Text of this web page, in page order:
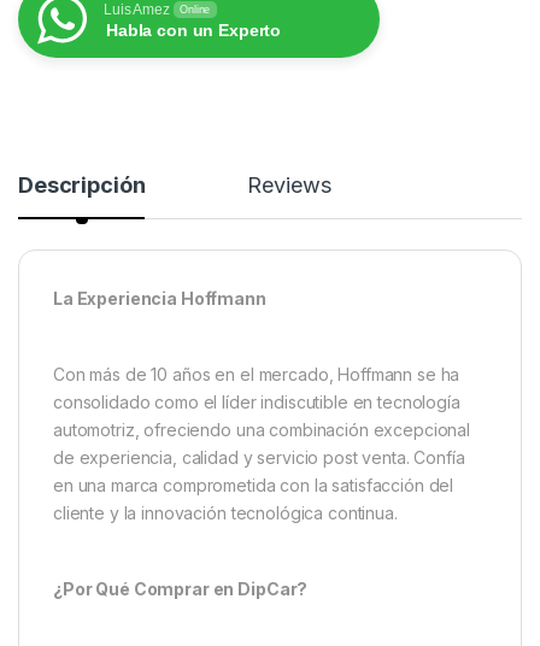
Luis Amez Online
Habla con un Experto
Descripción Reviews
La Experiencia Hoffmann
Con más de 10 años en el mercado, Hoffmann se ha
consolidado como el líder indiscutible en tecnología
automotriz, ofreciendo una combinación excepcional
de experiencia, calidad y servicio post venta. Confía
en una marca comprometida con la satisfacción del
cliente y la innovación tecnológica continua.
¿Por Qué Comprar en DipCar?